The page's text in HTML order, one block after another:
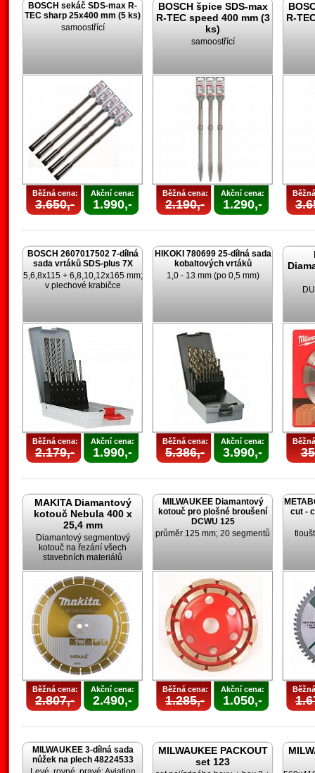
BOSCH sekáč SDS-max R-
TEC sharp 25x400 mm (5 ks)
samoostřící
Běžná cena:
3.650,-
Akční cena:
1.990,-
BOSCH špice SDS-max
R-TEC speed 400 mm (3
ks)
samoostřící
Běžná cena:
2.190,-
Akční cena:
1.290,-
R-
BOSCH 2607017502 7-dílná
sada vrtáků SDS-plus 7X
5,6,8x115 + 6,8,10,12x165 mm;
v plechové krabičce
Běžná cena:
2.179,-
Akční cena:
1.990,-
HIKOKI 780699 25-dílná sada
kobaltových vrtáků
1,0 - 13 mm (po 0,5 mm)
Běžná cena:
5.386,-
Akční cena:
3.990,-
MAKITA Diamantový
kotouč Nebula 400 x
25,4 mm
Diamantový segmentový
kotouč na řezání všech
stavebních materiálů
Běžná cena:
2.807,-
Akční cena:
2.490,-
MILWAUKEE Diamantový
kotouč pro plošné broušení
DCWU 125
průměr 125 mm; 20 segmentů
Běžná cena:
1.285,-
Akční cena:
1.050,-
cut -
MILWAUKEE 3-dílná sada
nůžek na plech 48224533
MILWAUKEE PACKOUT
set 123